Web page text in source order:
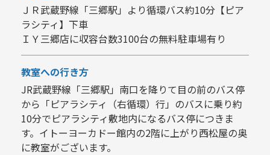
ＪＲ武蔵野線「三郷駅」より循環バス約10分【ピア
ラシティ】下車
ＩＹ三郷店に収容台数3100台の無料駐車場有り
教室への行き方
JR武蔵野線「三郷駅」南口を降りて目の前のバス停
から「ピアラシティ（右循環）行」のバスに乗り約
10分でピアラシティ敷地内になるバス停につきま
す。イトーヨーカドー館内の2階に上がり西松屋の奥
に教室がございます。